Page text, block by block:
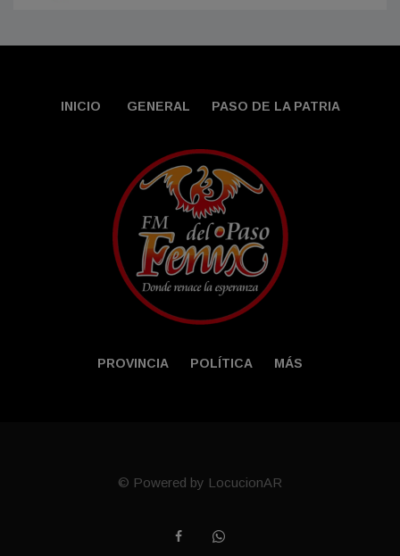
INICIO GENERAL PASO DE LA PATRIA
PROVINCIA POLÍTICA MÁS
© Powered by LocucionAR